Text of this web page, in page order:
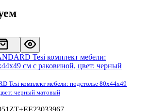
Tesi комплект мебели: подстолье 80x44x49
черный матовый